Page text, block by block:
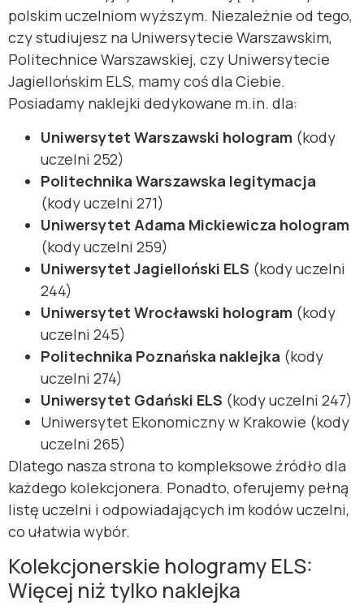
polskim uczelniom wyższym. Niezależnie od tego,
czy studiujesz na Uniwersytecie Warszawskim,
Politechnice Warszawskiej, czy Uniwersytecie
Jagiellońskim ELS, mamy coś dla Ciebie.
Posiadamy naklejki dedykowane m.in. dla:
Uniwersytet Warszawski hologram (kody
uczelni 252)
Politechnika Warszawska legitymacja
(kody uczelni 271)
Uniwersytet Adama Mickiewicza hologram
(kody uczelni 259)
Uniwersytet Jagielloński ELS (kody uczelni
244)
Uniwersytet Wrocławski hologram (kody
uczelni 245)
Politechnika Poznańska naklejka (kody
uczelni 274)
Uniwersytet Gdański ELS (kody uczelni 247)
Uniwersytet Ekonomiczny w Krakowie (kody
uczelni 265)
Dlatego nasza strona to kompleksowe źródło dla
każdego kolekcjonera. Ponadto, oferujemy pełną
listę uczelni i odpowiadających im kodów uczelni,
co ułatwia wybór.
Kolekcjonerskie hologramy ELS:
Więcej niż tylko naklejka